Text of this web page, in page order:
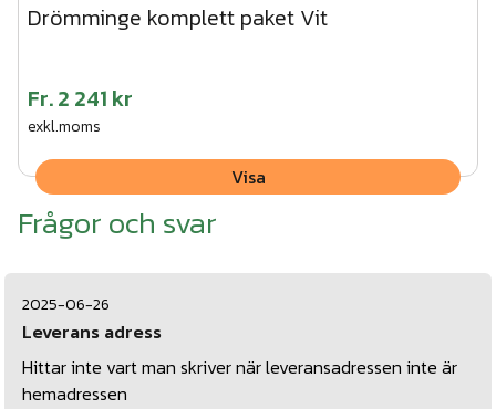
Drömminge komplett paket Vit
Fr.2 241 kr
exkl.moms
Visa
Frågor och svar
2025-06-26
Leverans adress
Hittar inte vart man skriver när leveransadressen inte är
hemadressen